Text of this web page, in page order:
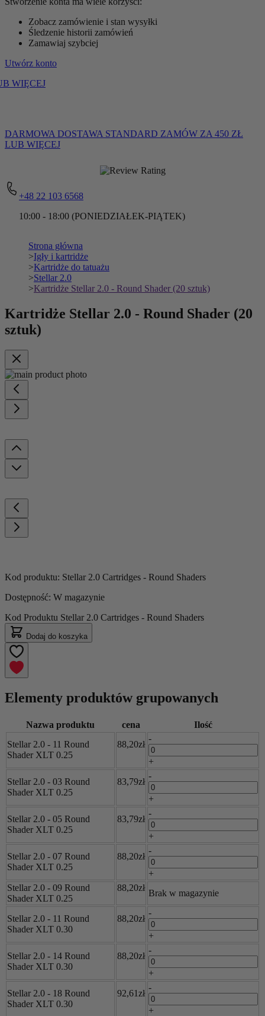
Zobacz zamówienie i stan wysyłki
Śledzenie historii zamówień
Zamawiaj szybciej
Utwórz konto
WIĘCEJ
DARMOWA DOSTAWA STANDARD ZAMÓW ZA 450 ZŁ
LUB WIĘCEJ
+48 22 103 6568
10:00 - 18:00 (PONIEDZIAŁEK-PIĄTEK)
Strona główna
>Igły i kartridże
>Kartridże do tatuażu
>Stellar 2.0
>Kartridże Stellar 2.0 - Round Shader (20 sztuk)
Kartridże Stellar 2.0 - Round Shader (20
sztuk)
Kod produktu: Stellar 2.0 Cartridges - Round Shaders
Dostępność: W magazynie
Kod Produktu Stellar 2.0 Cartridges - Round Shaders
Dodaj do koszyka
Elementy produktów grupowanych
Nazwa produktu cena
Ilość
Stellar 2.0 - 11 Round
Shader XLT 0.25
88,20zł
-
+
Stellar 2.0 - 03 Round
Shader XLT 0.25
83,79zł
-
+
Stellar 2.0 - 05 Round
Shader XLT 0.25
83,79zł
-
+
Stellar 2.0 - 07 Round
Shader XLT 0.25
88,20zł
-
+
Stellar 2.0 - 09 Round
Shader XLT 0.25
88,20zł
Brak w magazynie
Stellar 2.0 - 11 Round
Shader XLT 0.30
88,20zł
-
+
Stellar 2.0 - 14 Round
Shader XLT 0.30
88,20zł
-
+
Stellar 2.0 - 18 Round
Shader XLT 0.30
92,61zł
-
+